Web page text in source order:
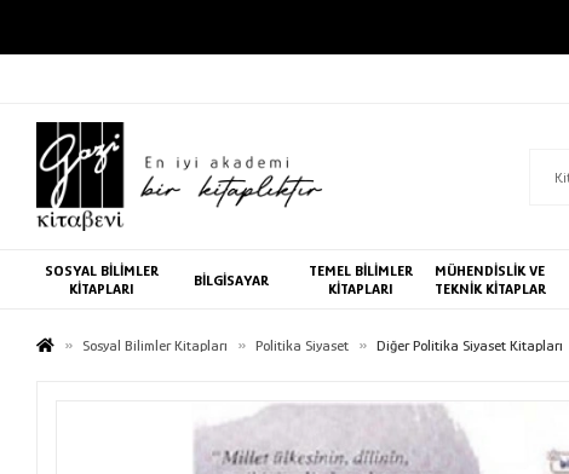
SOSYAL BİLİMLER
KİTAPLARI
BİLGİSAYAR
TEMEL BİLİMLER
KİTAPLARI
MÜHENDİSLİK VE
TEKNİK KİTAPLAR
Sosyal Bilimler Kitapları Politika Siyaset Diğer Politika Siyaset Kitapları